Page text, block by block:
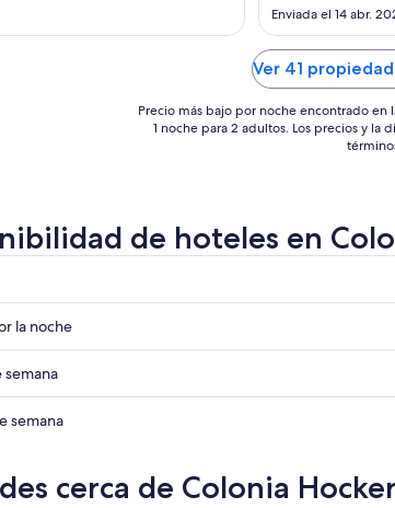
ago
Enviada el 14 abr.
Ver 41
Precio más bajo por noche encontrado en
1 noche para 2 adultos. Los precios y la
de hoteles en
la noche
semana
semana
cerca de Colonia Hocker